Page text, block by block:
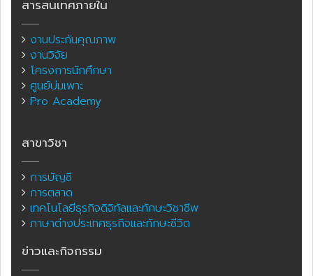
สารสนเทศภายใน
งานประกันคุณภาพ
งานวิจัย
โครงการนักศึกษา
ศูนย์บ่มเพาะ
Pro Academy
สาขาวิชา
การบัญชี
การตลาด
เทคโนโลยีธุรกิจดิจิทัลและทักษะวิชาชีพ
ภาษาต่างประเทศธุรกิจและทักษะชีวิต
ข่าวและกิจกรรม